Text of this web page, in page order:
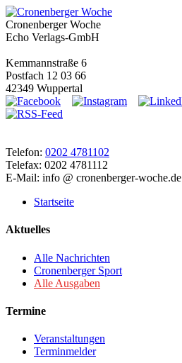
Cronenberger Woche
Echo Verlags-GmbH
Kemmannstraße 6
Postfach 12 03 66
42349 Wuppertal
Telefon: 0202 4781102
Telefax: 0202 4781112
E-Mail: info @ cronenberger-woche.de
Startseite
Aktuelles
Alle Nachrichten
Cronenberger Sport
Alle Ausgaben
Termine
Veranstaltungen
Terminmelder